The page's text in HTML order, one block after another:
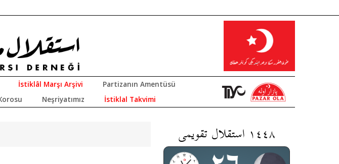
İstiklâl Marşı Arşivi
Partizanın Amentüsü
Neşriyatımız İstiklal Takvimi
١٤٤٨ استقلال تقویمی